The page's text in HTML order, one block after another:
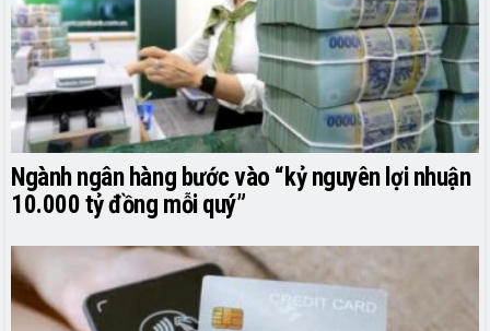
Ngành ngân hàng bước vào “kỷ nguyên lợi nhuận
10.000 tỷ đồng mỗi quý”